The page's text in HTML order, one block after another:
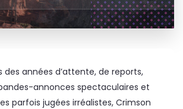
des années d’attente, de reports,
annonces spectaculaires et
parfois jugées irréalistes, Crimson